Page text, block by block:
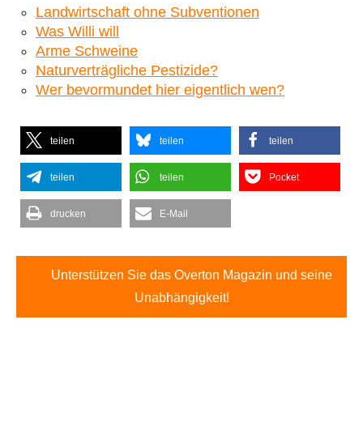
Landwirtschaft ohne Subventionen
Was Willi will
Arme Schweine
Naturverträgliche Pestizide?
Wer bevormundet hier eigentlich wen?
teilen teilen teilen
teilen teilen Pocket
drucken E-Mail
Unterstützen Sie das Overton Magazin und seine
Unabhängigkeit!